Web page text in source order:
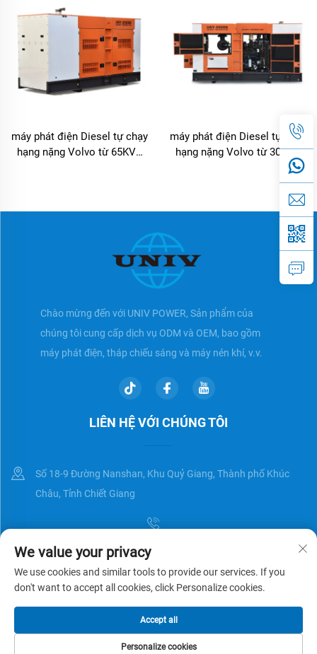
máy phát điện Diesel tự chạy
hạng nặng Volvo từ 65KVA
máy phát điện Diesel tự chạy
hạng nặng Volvo từ 30KVA
Chào mừng đến với UNIV POWER, Sản phẩm của
chúng tôi cung cấp dịch vụ ODM và OEM, bao gồm
máy phát điện, tháp chiếu sáng và máy nén khí, v.v.
LIÊN HỆ VỚI CHÚNG TÔI
Số 18-9 Đường Nanshan, Khu Quỷ Giang, Thành phố Khúc
Châu, Tỉnh Chiết Giang
[email protected]
Bản quyền © Zhejiang Universal Trading Co.,Ltd. Đã được bảo lưu Chính
sách bảo mật
We value your privacy
We use cookies and similar tools to provide our services. If you
don't want to accept all cookies, click Personalize cookies.
Personalize cookies
Accept all